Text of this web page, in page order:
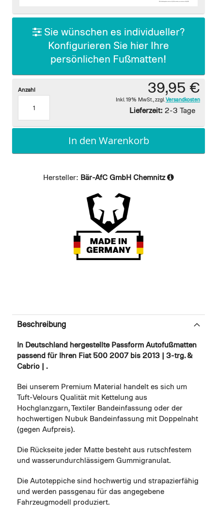
gallery
Sie wünschen es individueller?
Konfigurieren Sie hier Ihre
persönlichen Fußmatten!
39,95 €
Inkl. 19% MwSt. zzgl. Versandkosten
Lieferzeit: 2-3 Tage
Anzahl
In den Warenkorb
Hersteller: Bär-AfC GmbH Chemnitz
Beschreibung
In Deutschland hergestellte Passform Autofußmatten
passend für Ihren Fiat 500 2007 bis 2013 | 3-trg. &
Cabrio | .
Bei unserem Premium Material handelt es sich um
Tuft-Velours Qualität mit Kettelung aus
Hochglanzgarn, Textiler Bandeinfassung oder der
hochwertigen Nubuk Bandeinfassung mit Doppelnaht
(gegen Aufpreis).
Die Rückseite jeder Matte besteht aus rutschfestem
und wasserundurchlässigem Gummigranulat.
Die Autoteppiche sind hochwertig und strapazierfähig
und werden passgenau für das angegebene
Fahrzeugmodell produziert.